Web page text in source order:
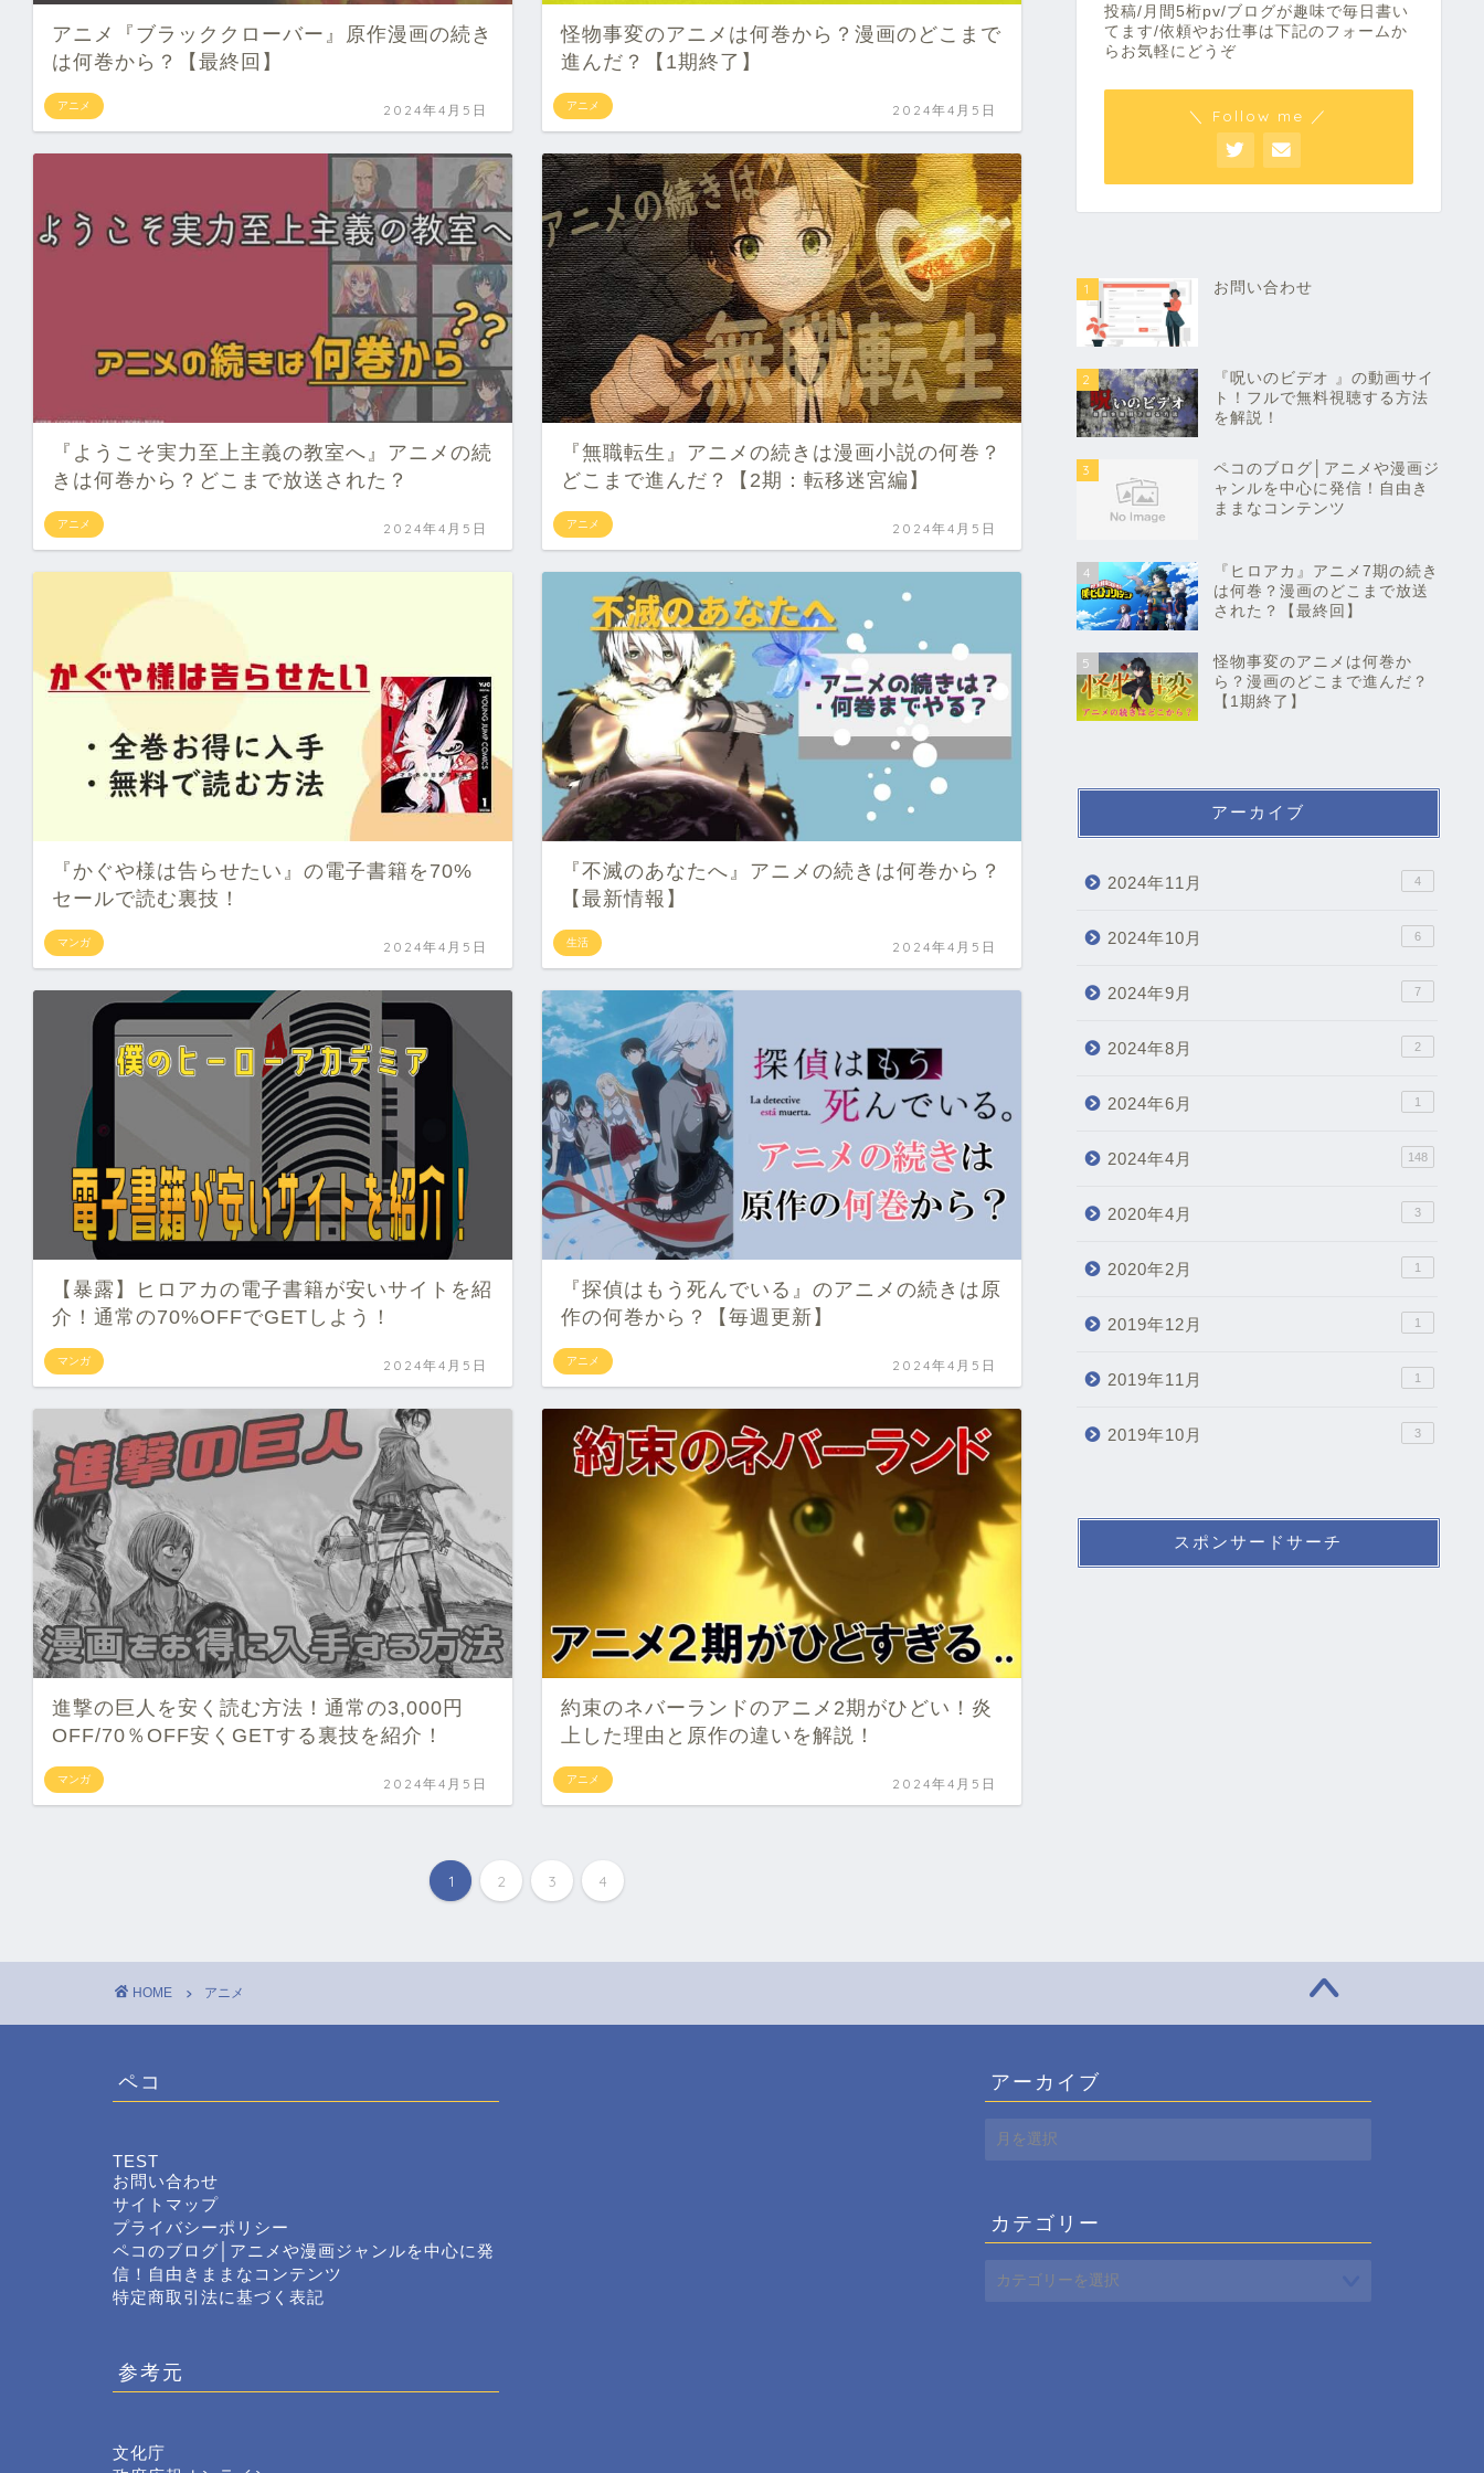
アニメ
アニメ『ブラッククローバー』原作漫画の続き
は何巻から？【最終回】
2024年4月5日 アニメ
怪物事変のアニメは何巻から？漫画のどこまで
進んだ？【1期終了】
2024年4月5日
アニメ
『ようこそ実力至上主義の教室へ』アニメの続
きは何巻から？どこまで放送された？
2024年4月5日 アニメ
『無職転生』アニメの続きは漫画小説の何巻？
どこまで進んだ？【2期：転移迷宮編】
2024年4月5日
マンガ
『かぐや様は告らせたい』の電子書籍を70%
セールで読む裏技！
2024年4月5日 生活
『不滅のあなたへ』アニメの続きは何巻から？
【最新情報】
2024年4月5日
マンガ
【暴露】ヒロアカの電子書籍が安いサイトを紹
介！通常の70%OFFでGETしよう！
2024年4月5日 アニメ
『探偵はもう死んでいる』のアニメの続きは原
作の何巻から？【毎週更新】
2024年4月5日
マンガ
進撃の巨人を安く読む方法！通常の3,000円
OFF/70％OFF安くGETする裏技を紹介！
2024年4月5日 アニメ
約束のネバーランドのアニメ2期がひどい！炎
上した理由と原作の違いを解説！
2024年4月5日
1 2 3 4
投稿/月間5桁pv/ブログが趣味で毎日書い
てます/依頼やお仕事は下記のフォームか
らお気軽にどうぞ
＼ Follow me ／
1 お問い合わせ
2
『呪いのビデオ 』の動画サイ
ト！フルで無料視聴する方法
を解説！
3
ペコのブログ│アニメや漫画ジ
ャンルを中心に発信！自由き
ままなコンテンツ
4
『ヒロアカ』アニメ7期の続き
は何巻？漫画のどこまで放送
された？【最終回】
5
怪物事変のアニメは何巻か
ら？漫画のどこまで進んだ？
【1期終了】
アーカイブ
2024年11月 4
2024年10月 6
2024年9月 7
2024年8月 2
2024年6月 1
2024年4月 148
2020年4月 3
2020年2月 1
2019年12月 1
2019年11月 1
2019年10月 3
スポンサードサーチ
HOME アニメ
ペコ
TEST
お問い合わせ
サイトマップ
プライバシーポリシー
ペコのブログ│アニメや漫画ジャンルを中心に発
信！自由きままなコンテンツ
特定商取引法に基づく表記
参考元
文化庁
アーカイブ
ア
ー
ブ
カテゴリー